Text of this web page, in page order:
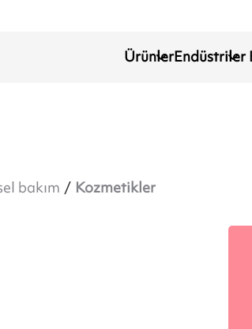
ÜrünlerEndüstriler
bakım Kozmetikler